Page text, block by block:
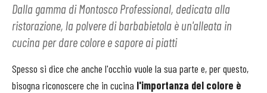
Dalla gamma di Montosco Professional, dedicata alla
ristorazione, la polvere di barbabietola è un'alleata in
cucina per dare colore e sapore ai piatti
Spesso si dice che anche l'occhio vuole la sua parte e, per questo,
bisogna riconoscere che in cucina l'importanza del colore è